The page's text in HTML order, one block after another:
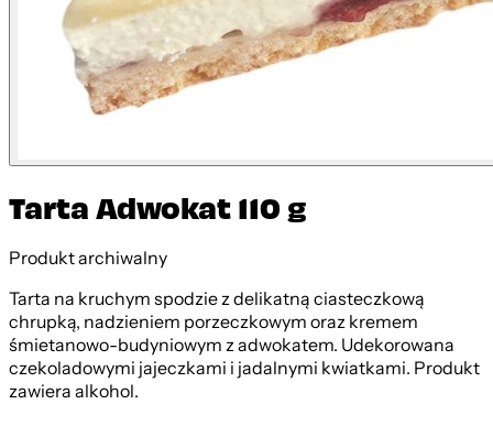
Tarta Adwokat 110 g
Produkt archiwalny
Tarta na kruchym spodzie z delikatną ciasteczkową
chrupką, nadzieniem porzeczkowym oraz kremem
śmietanowo-budyniowym z adwokatem. Udekorowana
czekoladowymi jajeczkami i jadalnymi kwiatkami. Produkt
zawiera alkohol.